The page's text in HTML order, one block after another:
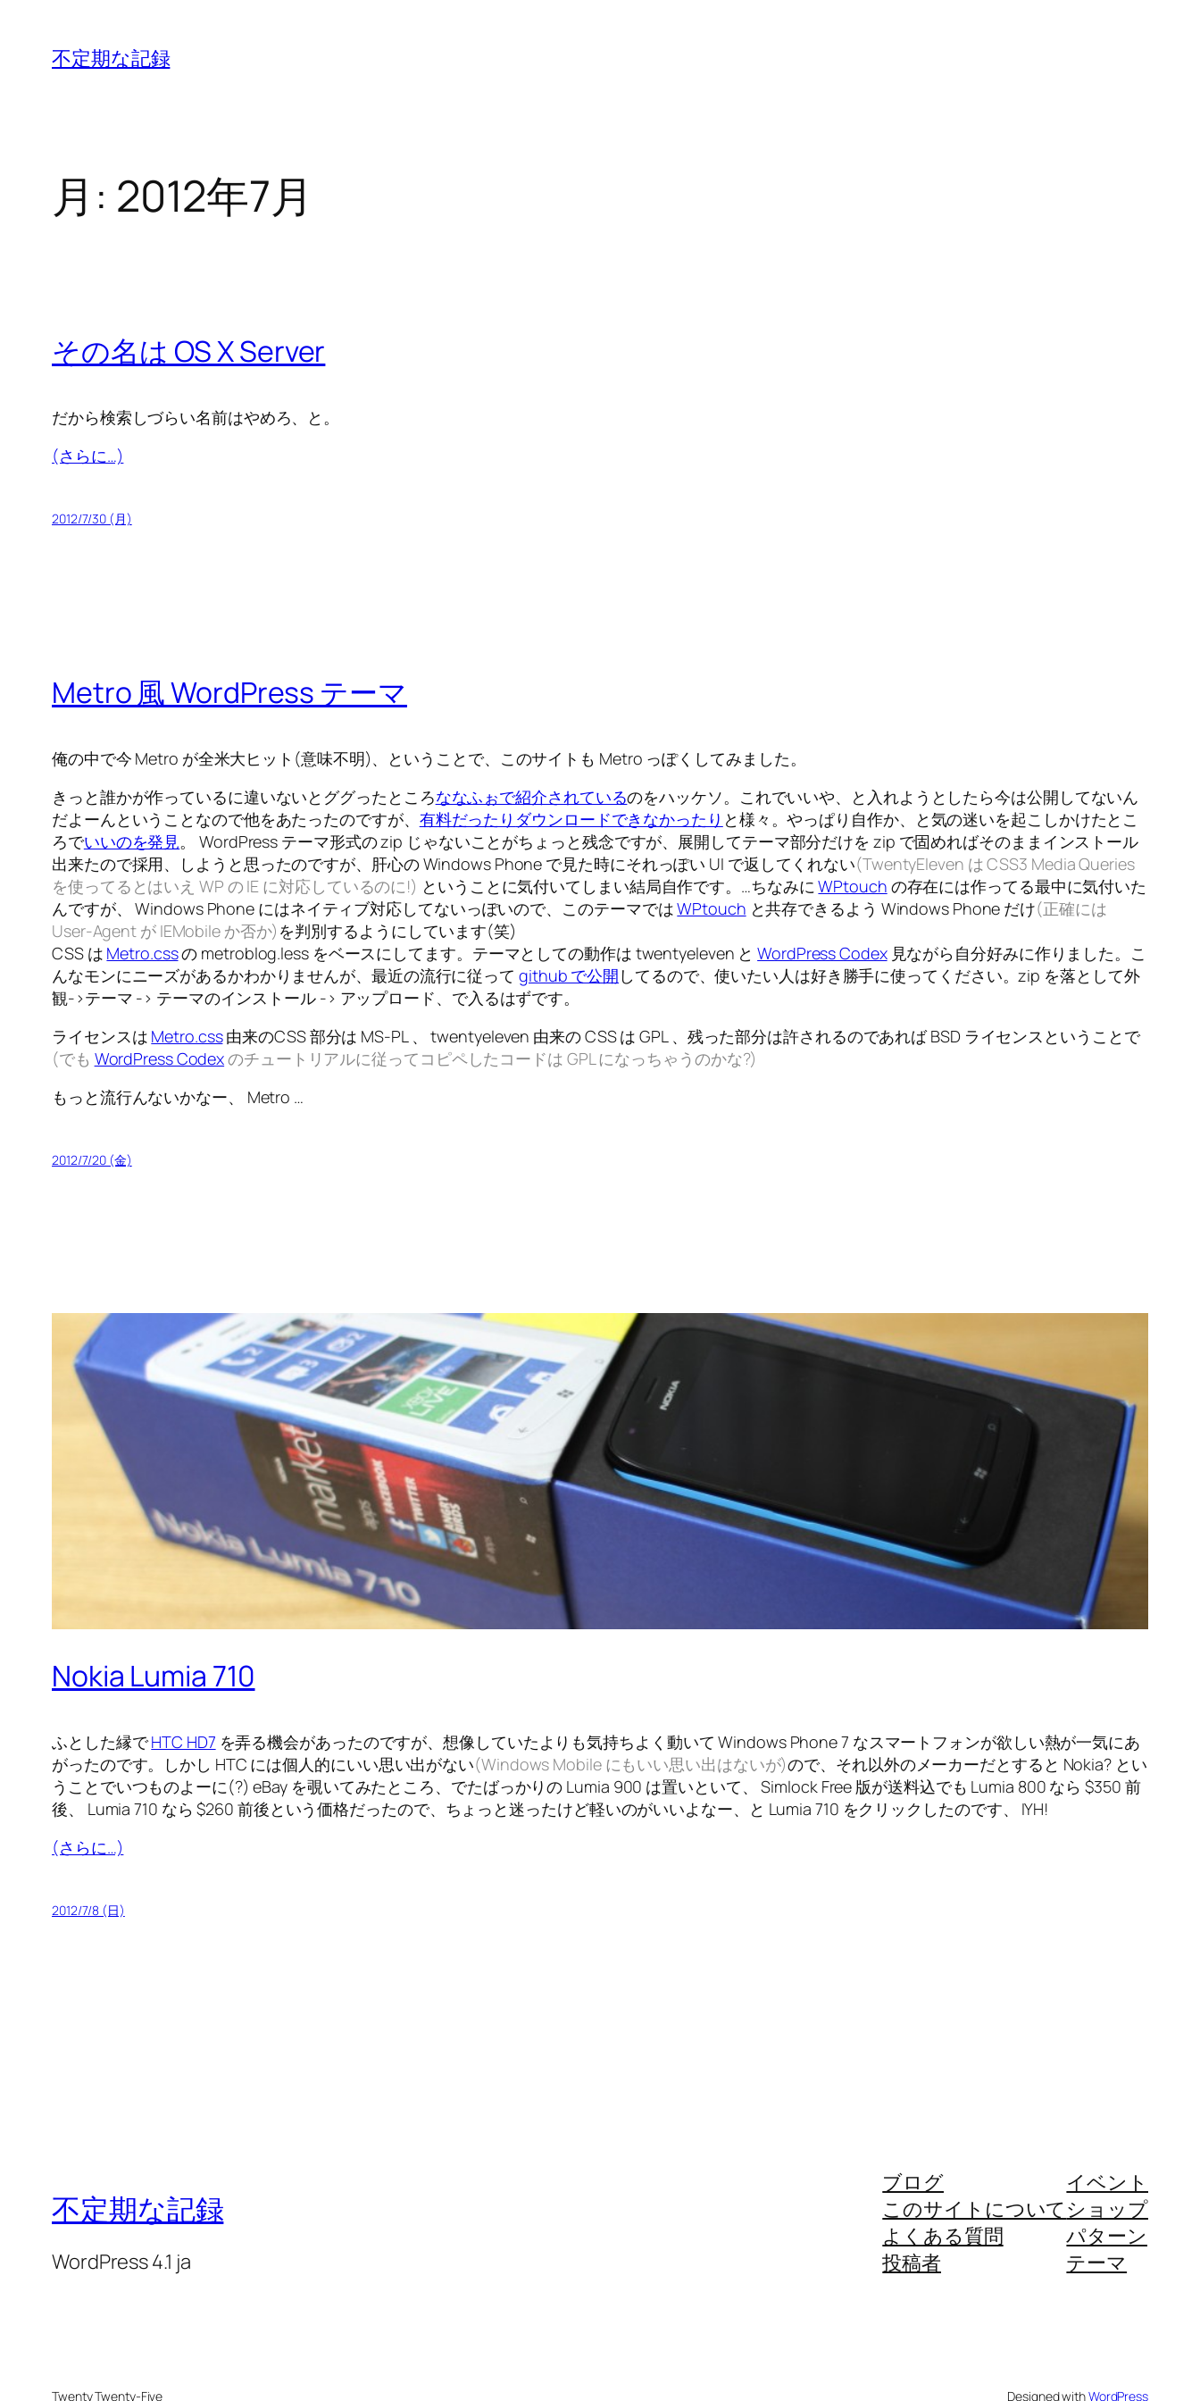
不定期な記録
月: 2012年7月
その名は OS X Server
だから検索しづらい名前はやめろ、と。
(さらに…)
2012/7/30 (月)
Metro 風 WordPress テーマ
俺の中で今 Metro が全米大ヒット(意味不明)、ということで、このサイトも Metro っぽくしてみました。
きっと誰かが作っているに違いないとググったところななふぉで紹介されているのをハッケソ。これでいいや、と入れようとしたら今は公開してないん
だよーんということなので他をあたったのですが、 有料だったり ダウンロードできなかったり と様々。やっぱり自作か、と気の迷いを起こしかけたとこ
ろでいいのを発見。 WordPress テーマ形式の zip じゃないことがちょっと残念ですが、展開してテーマ部分だけを zip で固めればそのままインストール
出来たので採用、しようと思ったのですが、肝心の Windows Phone で見た時にそれっぽい UI で返してくれない(TwentyEleven は CSS3 Media Queries
を使ってるとはいえ WP の IE に対応しているのに!) ということに気付いてしまい結局自作です。…ちなみにWPtouch の存在には作ってる最中に気付いた
んですが、 Windows Phone にはネイティブ対応してないっぽいので、このテーマではWPtouch と共存できるよう Windows Phone だけ(正確には
User-Agent が IEMobile か否か) を判別するようにしています(笑)
CSS は Metro.cssの metroblog.less をベースにしてます。テーマとしての動作は twentyeleven とWordPress Codex見ながら自分好みに作りました。こ
んなモンにニーズがあるかわかりませんが、最近の流行に従って github で公開 してるので、使いたい人は好き勝手に使ってください。zip を落として外
観->テーマ -> テーマのインストール -> アップロード、で入るはずです。
ライセンスは Metro.css由来のCSS 部分は MS-PL 、 twentyeleven 由来の CSS は GPL 、残った部分は許されるのであれば BSD ライセンスということで
(でも WordPress Codexのチュートリアルに従ってコピペしたコードは GPL になっちゃうのかな?)
もっと流行んないかなー、 Metro …
2012/7/20 (金)
Nokia Lumia 710
ふとした縁でHTC HD7 を弄る機会があったのですが、想像していたよりも気持ちよく動いて Windows Phone 7 なスマートフォンが欲しい熱が一気にあ
がったのです。しかし HTC には個人的にいい思い出がない(Windows Mobile にもいい思い出はないが)ので、それ以外のメーカーだとすると Nokia? とい
うことでいつものよーに(?) eBay を覗いてみたところ、でたばっかりの Lumia 900 は置いといて、 Simlock Free 版が送料込でも Lumia 800 なら $350 前
後、 Lumia 710 なら $260 前後という価格だったので、ちょっと迷ったけど軽いのがいいよなー、と Lumia 710 をクリックしたのです、 IYH!
(さらに…)
2012/7/8 (日)
不定期な記録
WordPress 4.1 ja
ブログ
このサイトについて
よくある質問
投稿者
イベント
ショップ
パターン
テーマ
Twenty Twenty-Five Designed withWordPress